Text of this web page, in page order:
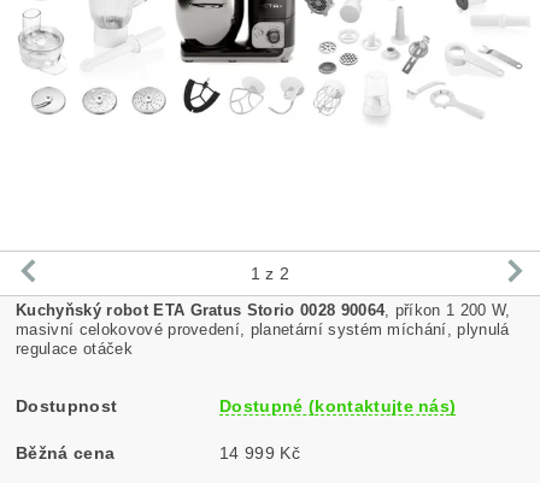
1 z 2
Kuchyňský robot ETA Gratus Storio 0028 90064, příkon 1 200 W,
masivní celokovové provedení, planetární systém míchání, plynulá
regulace otáček
Dostupnost Dostupné (kontaktujte nás)
Běžná cena 14 999 Kč